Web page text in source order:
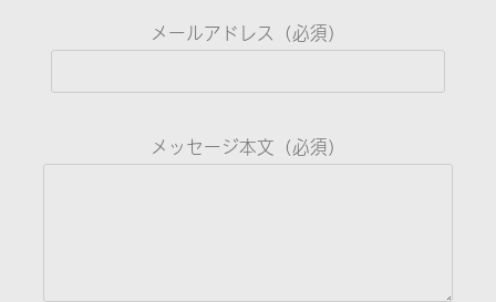
メールアドレス（必須）
メッセージ本文（必須）